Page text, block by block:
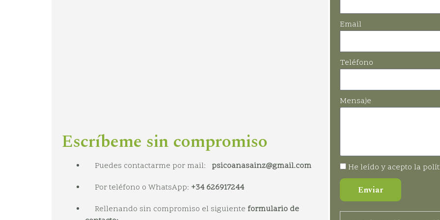
Escríbeme sin compromiso
Puedes contactarme por mail:
psicoanasainz@gmail.com
Por teléfono o WhatsApp: +34 626917244
Rellenando sin compromiso el siguiente formulario de
Email
Teléfono
Mensaje
He leído y acepto la
Enviar